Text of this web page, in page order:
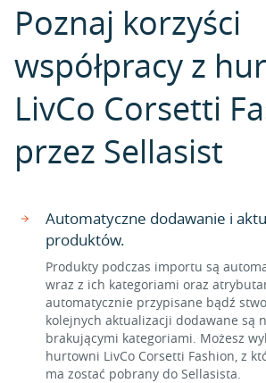
Poznaj korzyści
współpracy z
LivCo Corsetti
przez Sellasist
Automatyczne dodawanie i
produktów.
Produkty podczas importu są
wraz z ich kategoriami oraz
automatycznie przypisane bądź
kolejnych aktualizacji dodawane są
brakującymi kategoriami. Możesz
hurtowni LivCo Corsetti Fashion, z
ma zostać pobrany do Sellasista.